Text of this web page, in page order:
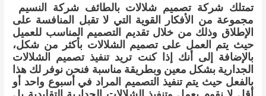
تمتلك شركة تصميم شلالات بالطائف شركة النسيم
مجموعة من الأفكار القوية التي لا تقبل المنافسة على
الإطلاق وذلك من خلال تقديم التصميم المناسب للعميل
حيث يتم العمل على تصميم الشلالات بأكثر من شكل،
بالإضافة إلى أنك إذا كنت تريد تنفيذ تصميم الشلالات
الجدارية بشكل معين وبطريقة مناسبة فنحن نوفر لك هذا
بالفعل حيث يتم تنفيذ التصميم المراد في أسبوع واحد أو